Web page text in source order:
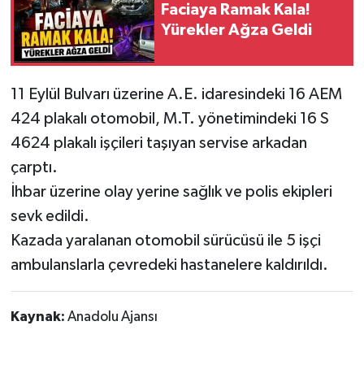
Faciaya Ramak Kala!
Yürekler Ağza Geldi
11 Eylül Bulvarı üzerine A.E. idaresindeki 16 AEM
424 plakalı otomobil, M.T. yönetimindeki 16 S
4624 plakalı işçileri taşıyan servise arkadan
çarptı.
İhbar üzerine olay yerine sağlık ve polis ekipleri
sevk edildi.
Kazada yaralanan otomobil sürücüsü ile 5 işçi
ambulanslarla çevredeki hastanelere kaldırıldı.
Kaynak: Anadolu Ajansı
Siyaset
Spor
Tarım ve Ekonomi
Ulusal
Yaşam